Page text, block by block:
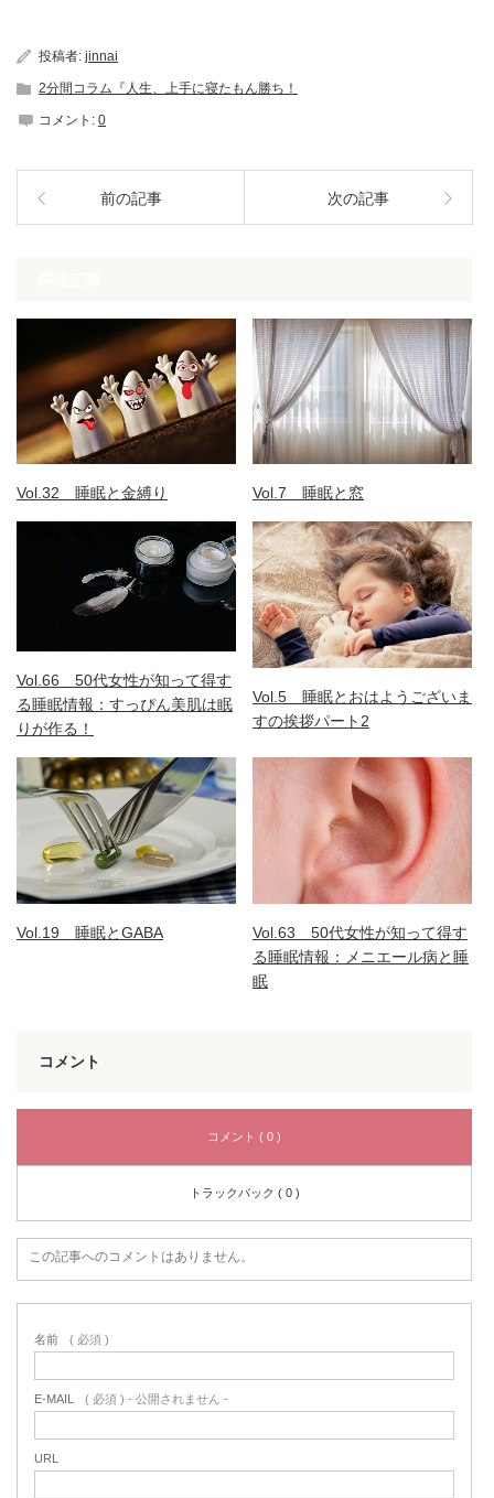
投稿者: jinnai
2分間コラム『人生、上手に寝たもん勝ち！
コメント: 0
前の記事 次の記事
Vol.32 睡眠と金縛り Vol.7 睡眠と窓
Vol.66 50代女性が知って得す
る睡眠情報：すっぴん美肌は眠
りが作る！
Vol.5 睡眠とおはようございま
すの挨拶パート2
Vol.19 睡眠とGABA
Vol.63 50代女性が知って得す
る睡眠情報：メニエール病と睡
眠
コメント
コメント ( 0 )
トラックバック ( 0 )
この記事へのコメントはありません。
名前 ( 必須 )
E-MAIL ( 必須 ) - 公開されません -
URL